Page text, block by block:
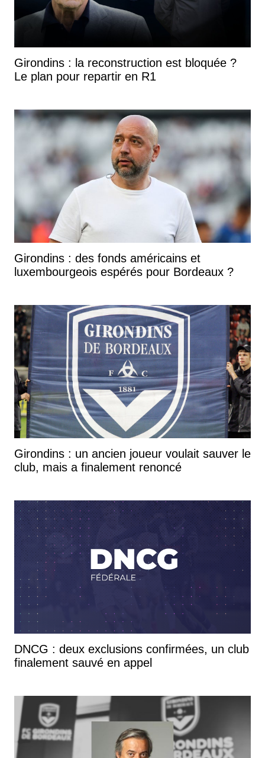
Girondins : la reconstruction est bloquée ?
Le plan pour repartir en R1
Girondins : des fonds américains et
luxembourgeois espérés pour Bordeaux ?
Girondins : un ancien joueur voulait sauver le
club, mais a finalement renoncé
DNCG : deux exclusions confirmées, un club
finalement sauvé en appel